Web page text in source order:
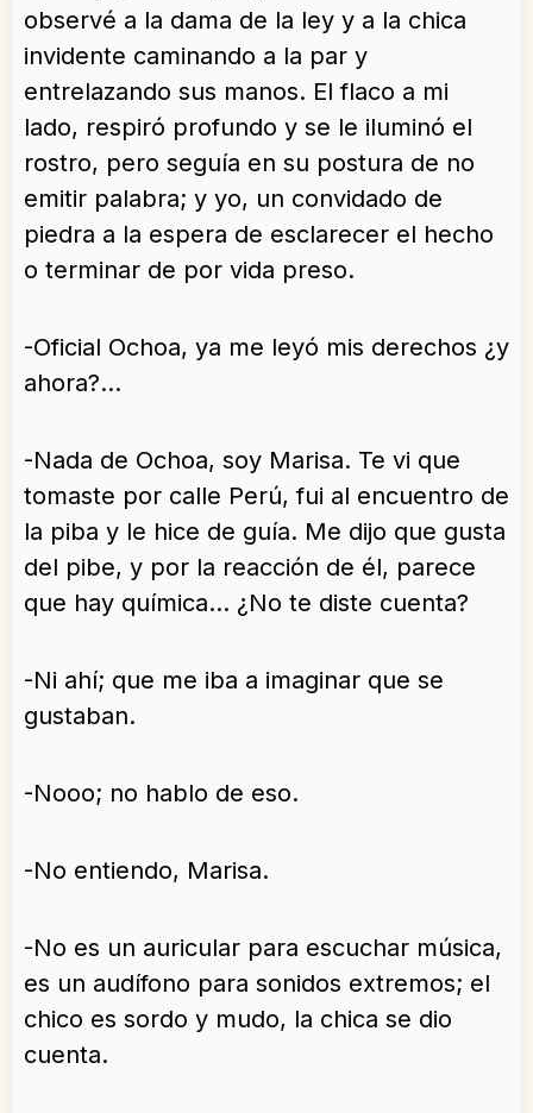
observé a la dama de la ley y a la chica
invidente caminando a la par y
entrelazando sus manos. El flaco a mi
lado, respiró profundo y se le iluminó el
rostro, pero seguía en su postura de no
emitir palabra; y yo, un convidado de
piedra a la espera de esclarecer el hecho
o terminar de por vida preso.
-Oficial Ochoa, ya me leyó mis derechos ¿y
ahora?…
-Nada de Ochoa, soy Marisa. Te vi que
tomaste por calle Perú, fui al encuentro de
la piba y le hice de guía. Me dijo que gusta
del pibe, y por la reacción de él, parece
que hay química… ¿No te diste cuenta?
-Ni ahí; que me iba a imaginar que se
gustaban.
-Nooo; no hablo de eso.
-No entiendo, Marisa.
-No es un auricular para escuchar música,
es un audífono para sonidos extremos; el
chico es sordo y mudo, la chica se dio
cuenta.